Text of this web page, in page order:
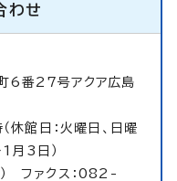
わせ
番27号アクア広島
館日：火曜日、日曜
月3日）
ファクス：082-